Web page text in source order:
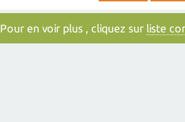
Pour en voir plus , cliquez sur liste